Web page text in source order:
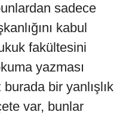
sadece
kabul
fakültesini
yazması
bir yanlışlık
var, bunlar